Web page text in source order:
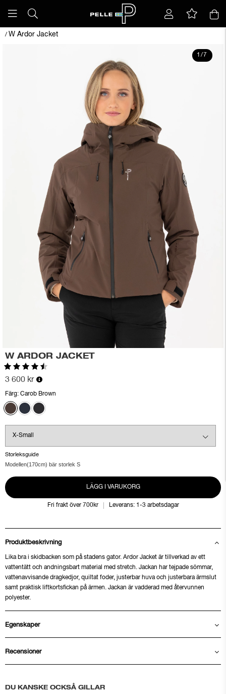
/ W Ardor Jacket
1/7
W ARDOR JACKET
Betyg:
3 600 kr
Färg: Carob Brown
Storleksguide
Modellen(170cm) bär storlek S
LÄGG I VARUKORG
Fri frakt över 700kr Leverans: 1-3 arbetsdagar
Produktbeskrivning
Lika bra i skidbacken som på stadens gator. Ardor Jacket är tillverkad av ett
vattentätt och andningsbart material med stretch. Jackan har tejpade sömmar,
vattenavvisande dragkedjor, quiltat foder, justerbar huva och justerbara ärmslut
samt praktisk liftkortsfickan på ärmen. Jackan är vadderad med återvunnen
polyester.
Egenskaper
Recensioner
DU KANSKE OCKSÅ GILLAR